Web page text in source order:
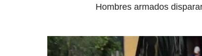
Hombres armados